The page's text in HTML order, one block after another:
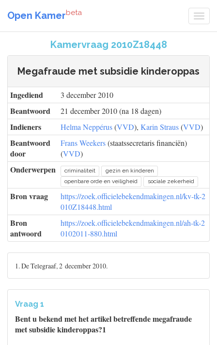
Open Kamerbeta
Kamervraag 2010Z18448
Megafraude met subsidie kinderoppas
Ingediend 3 december 2010
Beantwoord 21 december 2010 (na 18 dagen)
Indieners Helma Neppérus(VVD), Karin Straus(VVD)
Beantwoord
door
Frans Weekers(staatssecretaris financiën)
(VVD)
Onderwerpen criminaliteit
gezin en kinderen
openbare orde en veiligheid
sociale zekerheid
Bron vraag
https://zoek.officielebekendmakingen.nl/kv-tk-2
010Z18448.html
Bron
antwoord
https://zoek.officielebekendmakingen.nl/ah-tk-2
0102011-880.html
1. De Telegraaf, 2 december 2010.
Vraag 1
Bent u bekend met het artikel betreffende megafraude
met subsidie kinderoppas?1